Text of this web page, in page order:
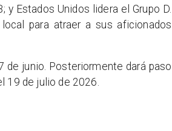
y Estados Unidos lidera el Grupo D.
para atraer a sus aficionados
de junio. Posteriormente dará paso
19 de julio de 2026.